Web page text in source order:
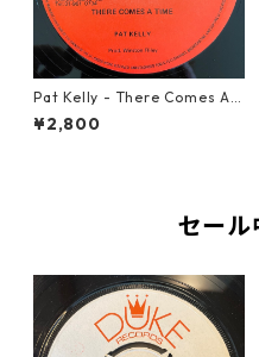
Pat Kelly - There Comes A T
ime【12-50057】
¥2,800
セール